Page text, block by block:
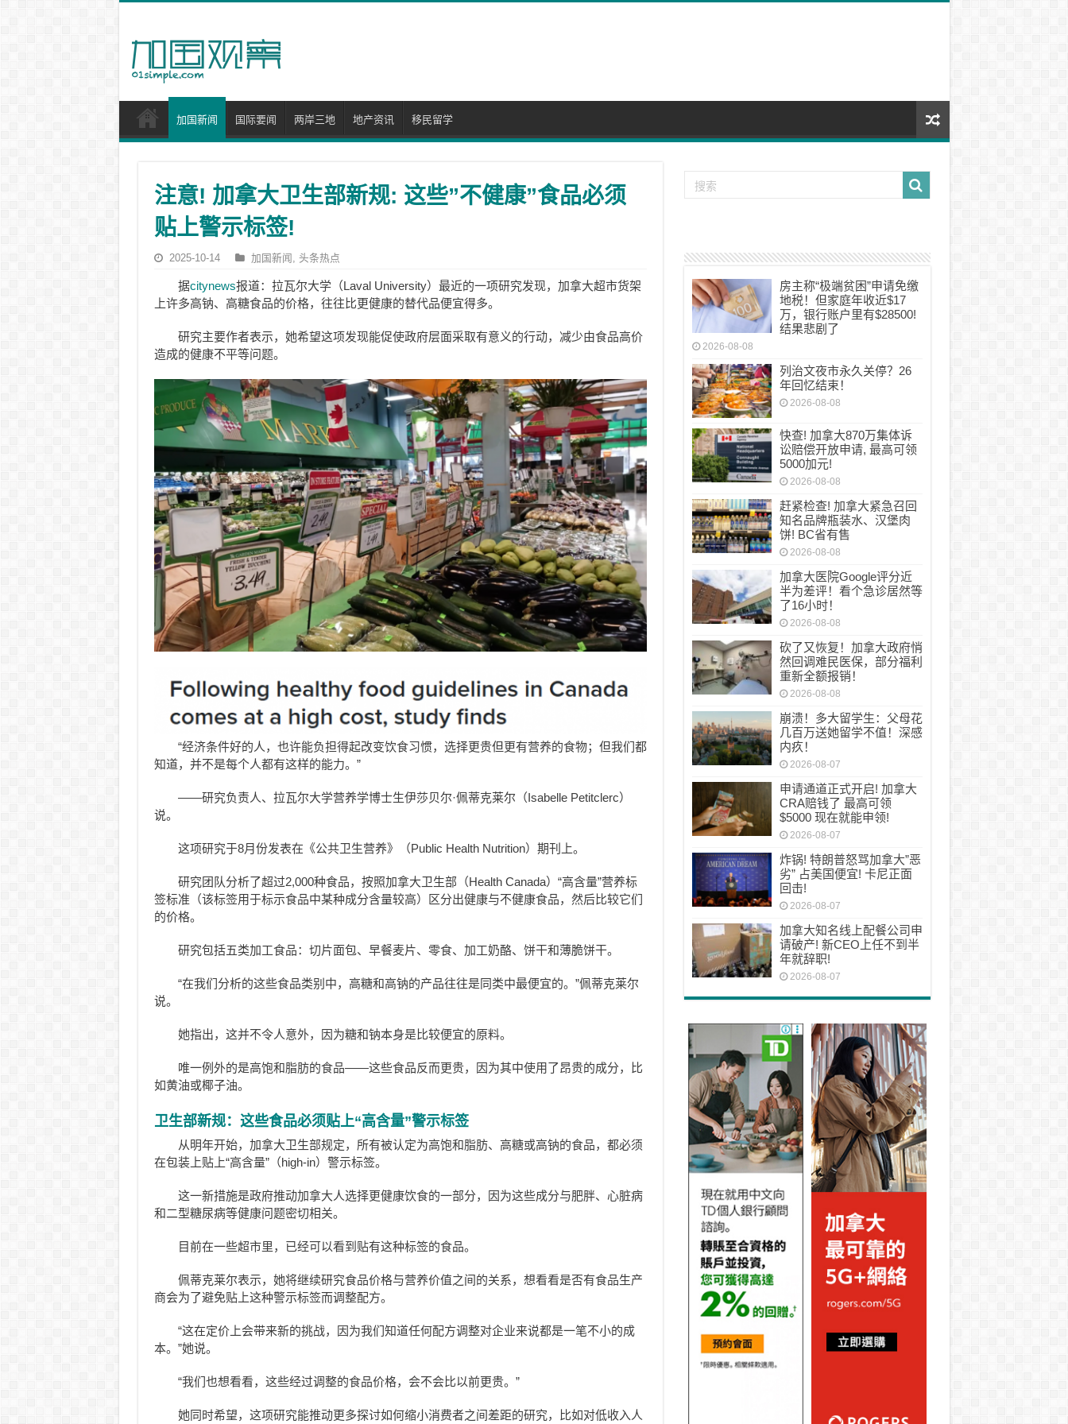
加国新闻 国际要闻 两岸三地 地产资讯 移民留学
注意! 加拿大卫生部新规: 这些”不健康”食品必须
贴上警示标签!
2025-10-14 加国新闻 , 头条热点
据citynews报道：拉瓦尔大学（Laval University）最近的一项研究发现，加拿大超市货架
上许多高钠、高糖食品的价格，往往比更健康的替代品便宜得多。
研究主要作者表示，她希望这项发现能促使政府层面采取有意义的行动，减少由食品高价
造成的健康不平等问题。
“经济条件好的人，也许能负担得起改变饮食习惯，选择更贵但更有营养的食物；但我们都
知道，并不是每个人都有这样的能力。”
——研究负责人、拉瓦尔大学营养学博士生伊莎贝尔·佩蒂克莱尔（Isabelle Petitclerc）
说。
这项研究于8月份发表在《公共卫生营养》（Public Health Nutrition）期刊上。
研究团队分析了超过2,000种食品，按照加拿大卫生部（Health Canada）“高含量”营养标
签标准（该标签用于标示食品中某种成分含量较高）区分出健康与不健康食品，然后比较它们
的价格。
研究包括五类加工食品：切片面包、早餐麦片、零食、加工奶酪、饼干和薄脆饼干。
“在我们分析的这些食品类别中，高糖和高钠的产品往往是同类中最便宜的。”佩蒂克莱尔
说。
她指出，这并不令人意外，因为糖和钠本身是比较便宜的原料。
唯一例外的是高饱和脂肪的食品——这些食品反而更贵，因为其中使用了昂贵的成分，比
如黄油或椰子油。
卫生部新规：这些食品必须贴上“高含量”警示标签
从明年开始，加拿大卫生部规定，所有被认定为高饱和脂肪、高糖或高钠的食品，都必须
在包装上贴上“高含量”（high-in）警示标签。
这一新措施是政府推动加拿大人选择更健康饮食的一部分，因为这些成分与肥胖、心脏病
和二型糖尿病等健康问题密切相关。
目前在一些超市里，已经可以看到贴有这种标签的食品。
佩蒂克莱尔表示，她将继续研究食品价格与营养价值之间的关系，想看看是否有食品生产
商会为了避免贴上这种警示标签而调整配方。
“这在定价上会带来新的挑战，因为我们知道任何配方调整对企业来说都是一笔不小的成
本。”她说。
“我们也想看看，这些经过调整的食品价格，会不会比以前更贵。”
她同时希望，这项研究能推动更多探讨如何缩小消费者之间差距的研究，比如对低收入人
房主称“极端贫困”申请免缴
地税！但家庭年收近$17
万，银行账户里有$28500!
结果悲剧了
2026-08-08
列治文夜市永久关停？26
年回忆结束！
2026-08-08
快查! 加拿大870万集体诉
讼赔偿开放申请, 最高可领
5000加元!
2026-08-08
赶紧检查! 加拿大紧急召回
知名品牌瓶装水、汉堡肉
饼! BC省有售
2026-08-08
加拿大医院Google评分近
半为差评！看个急诊居然等
了16小时！
2026-08-08
砍了又恢复！加拿大政府悄
然回调难民医保，部分福利
重新全额报销！
2026-08-08
崩溃！多大留学生：父母花
几百万送她留学不值！深感
内疚！
2026-08-07
申请通道正式开启! 加拿大
CRA赔钱了 最高可领
$5000 现在就能申领!
2026-08-07
炸锅! 特朗普怒骂加拿大”恶
劣” 占美国便宜! 卡尼正面
回击!
2026-08-07
加拿大知名线上配餐公司申
请破产! 新CEO上任不到半
年就辞职!
2026-08-07